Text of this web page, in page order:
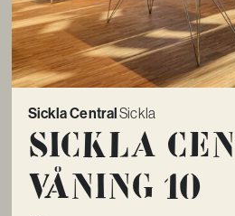
Sickla CentralSickla
Sickla
Våning 10